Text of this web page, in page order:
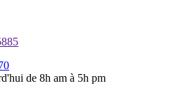
de 8h am à 5h pm